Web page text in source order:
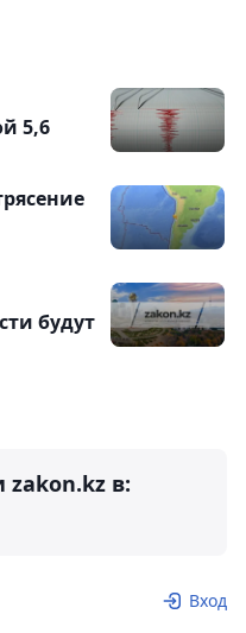
5,6
будут
zakon.kz в:
Вход